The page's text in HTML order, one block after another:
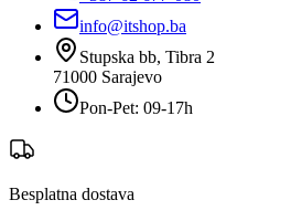
info@itshop.ba
Stupska bb, Tibra 2
71000 Sarajevo
Pon-Pet: 09-17h
Besplatna dostava